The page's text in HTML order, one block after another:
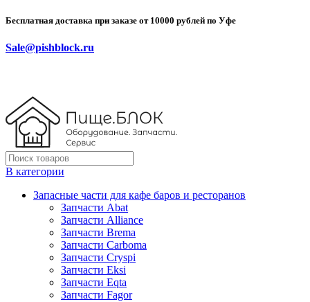
Бесплатная доставка при заказе от 10000 рублей по Уфе
Sale@pishblock.ru
В категории
Запасные части для кафе баров и ресторанов
Запчасти Abat
Запчасти Alliance
Запчасти Brema
Запчасти Carboma
Запчасти Cryspi
Запчасти Eksi
Запчасти Eqta
Запчасти Fagor